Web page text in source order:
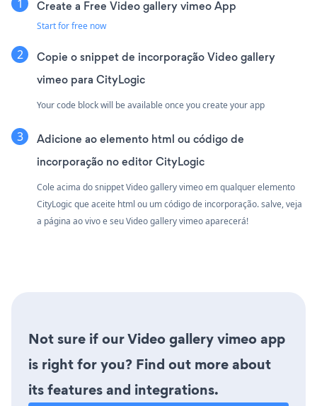
Create a Free Video gallery vimeo App
Start for free now
Copie o snippet de incorporação Video gallery
vimeo para CityLogic
Your code block will be available once you create your app
Adicione ao elemento html ou código de
incorporação no editor CityLogic
Cole acima do snippet Video gallery vimeo em qualquer elemento
CityLogic que aceite html ou um código de incorporação. salve, veja
a página ao vivo e seu Video gallery vimeo aparecerá!
Not sure if our Video gallery vimeo app
is right for you? Find out more about
its features and integrations.